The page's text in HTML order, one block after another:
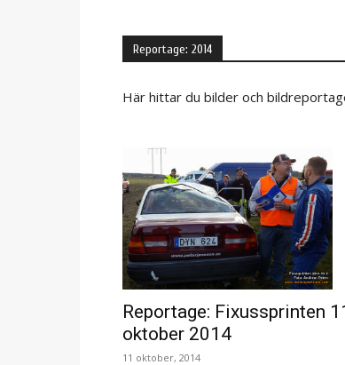
Reportage: 2014
Här hittar du bilder och
Reportage: Fixussprinten
oktober 2014
11 oktober, 2014